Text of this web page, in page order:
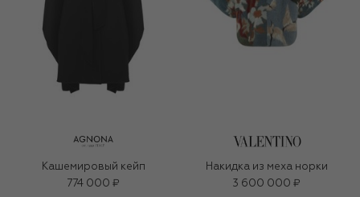
Кашемировый кейп
774 000 ₽
Накидка из меха норки
3 600 000 ₽